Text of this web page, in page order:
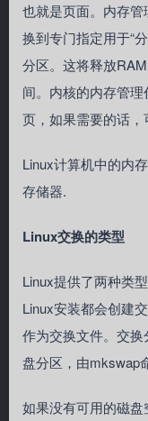
也就是页面。内存
换到专门指定用于“
分区。这将释放
间。内核的内存管
页，如果需要的话，
Linux计算机中的内
存储器.
Linux交换的类型
Linux提供了两种类
Linux安装都会创建
作为交换文件。交
盘分区，由mkswap
如果没有可用的磁